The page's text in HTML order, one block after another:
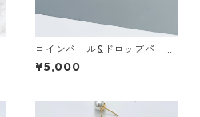
コインパール&ドロップパール
ピアス
¥5,000